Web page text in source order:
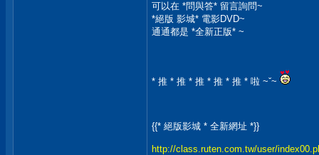
可以在 *問與答* 留言詢問~
*絕版 影城* 電影DVD~
通通都是 *全新正版* ~
* 推 * 推 * 推 * 推 * 推 * 啦 ~ˇ~
{{* 絕版影城 * 全新網址 *}}
http://class.ruten.com.tw/user/